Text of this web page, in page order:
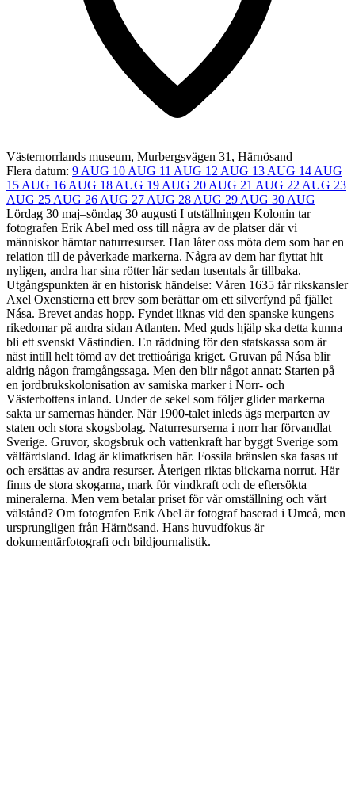
Västernorrlands museum, Murbergsvägen 31, Härnösand
Flera datum: 9 AUG 10 AUG 11 AUG 12 AUG 13 AUG 14 AUG
15 AUG 16 AUG 18 AUG 19 AUG 20 AUG 21 AUG 22 AUG 23
AUG 25 AUG 26 AUG 27 AUG 28 AUG 29 AUG 30 AUG
Lördag 30 maj–söndag 30 augusti I utställningen Kolonin tar
fotografen Erik Abel med oss till några av de platser där vi
människor hämtar naturresurser. Han låter oss möta dem som har en
relation till de påverkade markerna. Några av dem har flyttat hit
nyligen, andra har sina rötter här sedan tusentals år tillbaka.
Utgångspunkten är en historisk händelse: Våren 1635 får rikskansler
Axel Oxenstierna ett brev som berättar om ett silverfynd på fjället
Nása. Brevet andas hopp. Fyndet liknas vid den spanske kungens
rikedomar på andra sidan Atlanten. Med guds hjälp ska detta kunna
bli ett svenskt Västindien. En räddning för den statskassa som är
näst intill helt tömd av det trettioåriga kriget. Gruvan på Nása blir
aldrig någon framgångssaga. Men den blir något annat: Starten på
en jordbrukskolonisation av samiska marker i Norr- och
Västerbottens inland. Under de sekel som följer glider markerna
sakta ur samernas händer. När 1900-talet inleds ägs merparten av
staten och stora skogsbolag. Naturresurserna i norr har förvandlat
Sverige. Gruvor, skogsbruk och vattenkraft har byggt Sverige som
välfärdsland. Idag är klimatkrisen här. Fossila bränslen ska fasas ut
och ersättas av andra resurser. Återigen riktas blickarna norrut. Här
finns de stora skogarna, mark för vindkraft och de eftersökta
mineralerna. Men vem betalar priset för vår omställning och vårt
välstånd? Om fotografen Erik Abel är fotograf baserad i Umeå, men
ursprungligen från Härnösand. Hans huvudfokus är
dokumentärfotografi och bildjournalistik.